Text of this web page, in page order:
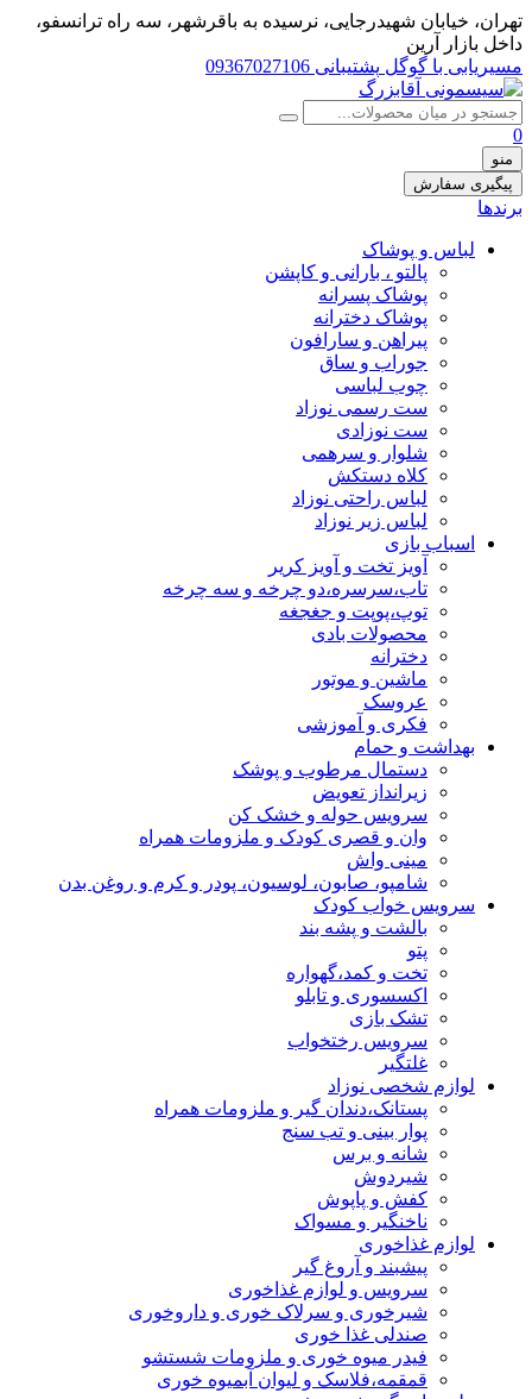
تهران، خيابان شهيدرجايى، نرسیده به باقرشهر، سه راه ترانسفو،
داخل بازار آرین
مسیریابی با گوگل پشتیبانی 09367027106
0
منو
پیگیری سفارش
برندها
لباس و پوشاک
پالتو ، بارانی و کاپشن
پوشاک پسرانه
پوشاک دخترانه
پیراهن و سارافون
جوراب و ساق
چوب لباسی
ست رسمی نوزاد
ست نوزادی
شلوار و سرهمی
کلاه دستکش
لباس راحتی نوزاد
لباس زیر نوزاد
اسباب بازی
آویز تخت و آویز کریر
تاب،سرسره،دو چرخه و سه چرخه
توپ،پوپت و جغجغه
محصولات بادی
دخترانه
ماشین و موتور
عروسک
فکری و آموزشی
بهداشت و حمام
دستمال مرطوب و پوشک
زیرانداز تعویض
سرویس حوله و خشک کن
وان و قصری کودک و ملزومات همراه
مینی واش
شامپو، صابون، لوسیون، پودر و کرم و روغن بدن
سرویس خواب کودک
بالشت و پشه بند
پتو
تخت و کمد،گهواره
اکسسوری و تابلو
تشک بازی
سرویس رختخواب
غلتگیر
لوازم شخصی نوزاد
پستانک،دندان گیر و ملزومات همراه
پوار بینی و تب سنج
شانه و برس
شیردوش
کفش و پاپوش
ناخنگیر و مسواک
لوازم غذاخوری
پیشبند و آروغ گیر
سرویس و لوازم غذاخوری
شیرخوری و سرلاک خوری و داروخوری
صندلی غذا خوری
فیدر میوه خوری و ملزومات شستشو
قمقمه،فلاسک و لیوان آبمیوه خوری